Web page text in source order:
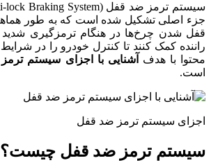
جزء اصلی تشکیل شده است که به طور
قفل شدن چرخ‌ها در هنگام ترمزگیری شدید
راننده کمک کنند تا کنترل خودرو را در
محتوا با هدف
آشنایی با اجزای سیستم
است.
اجزای سیستم ترمز ضد قفل
سیستم ترمز ضد قفل چیست؟